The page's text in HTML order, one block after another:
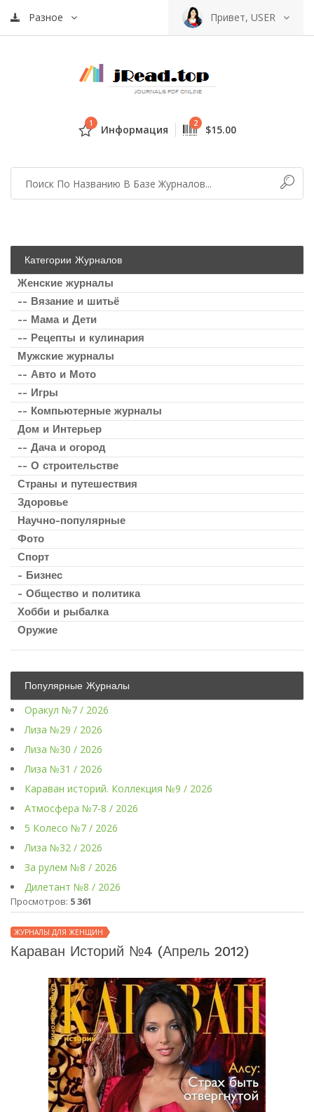
Разное Привет, USER
1 Информация 2 $15.00
Категории Журналов
Женские журналы
-- Вязание и шитьё
-- Мама и Дети
-- Рецепты и кулинария
Мужские журналы
-- Авто и Мото
-- Игры
-- Компьютерные журналы
Дом и Интерьер
-- Дача и огород
-- О строительстве
Страны и путешествия
Здоровье
Научно-популярные
Фото
Спорт
- Бизнес
- Общество и политика
Хобби и рыбалка
Оружие
Популярные Журналы
Оракул №7 / 2026
Лиза №29 / 2026
Лиза №30 / 2026
Лиза №31 / 2026
Караван историй. Коллекция №9 / 2026
Атмосфера №7-8 / 2026
5 Колесо №7 / 2026
Лиза №32 / 2026
За рулем №8 / 2026
Дилетант №8 / 2026
Просмотров: 5 361
ЖУРНАЛЫ ДЛЯ ЖЕНЩИН
Караван Историй №4 (апрель 2012)